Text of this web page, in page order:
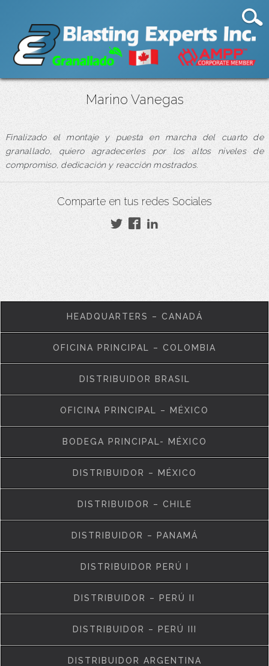
Marino Vanegas
Finalizado el montaje y puesta en marcha del cuarto de
granallado, quiero agradecerles por los altos niveles de
compromiso, dedicación y reacción mostrados.
Comparte en tus redes Sociales
HEADQUARTERS – CANADÁ
OFICINA PRINCIPAL – COLOMBIA
DISTRIBUIDOR BRASIL
OFICINA PRINCIPAL – MÉXICO
BODEGA PRINCIPAL- MÉXICO
DISTRIBUIDOR – MÉXICO
DISTRIBUIDOR – CHILE
DISTRIBUIDOR – PANAMÁ
DISTRIBUIDOR PERÚ I
DISTRIBUIDOR – PERÚ II
DISTRIBUIDOR – PERÚ III
DISTRIBUIDOR ARGENTINA